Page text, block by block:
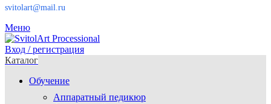
svitolart@mail.ru
Меню
Вход / регистрация
Каталог
Обучение
Аппаратный педикюр